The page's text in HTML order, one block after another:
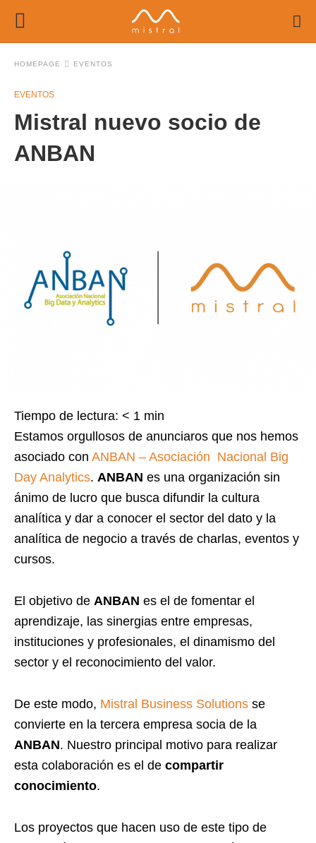
HOMEPAGE EVENTOS
EVENTOS
Mistral nuevo socio de
ANBAN
Tiempo de lectura: < 1 min
Estamos orgullosos de anunciaros que nos hemos
asociado con ANBAN – Asociación Nacional Big
Day Analytics. ANBAN es una organización sin
ánimo de lucro que busca difundir la cultura
analítica y dar a conocer el sector del dato y la
analítica de negocio a través de charlas, eventos y
cursos.
El objetivo de ANBAN es el de fomentar el
aprendizaje, las sinergias entre empresas,
instituciones y profesionales, el dinamismo del
sector y el reconocimiento del valor.
De este modo, Mistral Business Solutions se
convierte en la tercera empresa socia de la
ANBAN. Nuestro principal motivo para realizar
esta colaboración es el de compartir
conocimiento.
Los proyectos que hacen uso de este tipo de